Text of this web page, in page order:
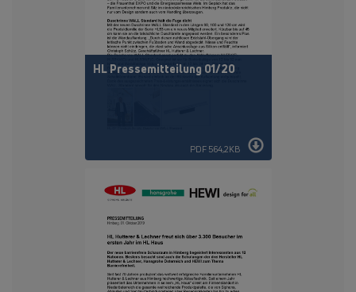
HL Pressemitteilung 01/20
PDF 564,2KB